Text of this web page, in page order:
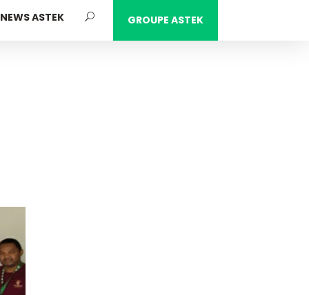
GROUPE ASTEK
NEWS ASTEK